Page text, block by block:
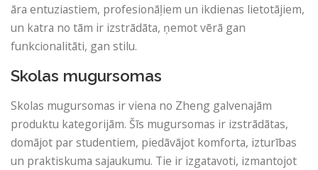
āra entuziastiem, profesionāļiem un ikdienas lietotājiem,
un katra no tām ir izstrādāta, ņemot vērā gan
funkcionalitāti, gan stilu.
Skolas mugursomas
Skolas mugursomas ir viena no Zheng galvenajām
produktu kategorijām. Šīs mugursomas ir izstrādātas,
domājot par studentiem, piedāvājot komforta, izturības
un praktiskuma sajaukumu. Tie ir izgatavoti, izmantojot